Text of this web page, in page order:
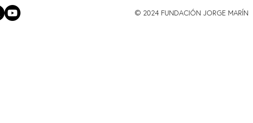
© 2024 FUNDACIÓN JORGE MARÍN